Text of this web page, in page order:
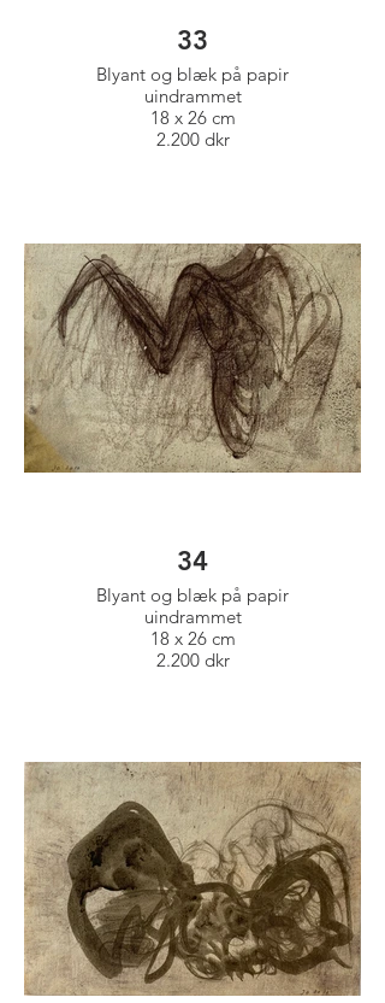
33
Blyant og blæk på papir
uindrammet
18 x 26 cm
2.200 dkr
34
Blyant og blæk på papir
uindrammet
18 x 26 cm
2.200 dkr